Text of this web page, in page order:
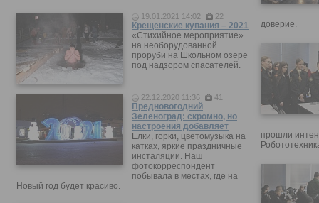
19.01.2021 14:02 22
Крещенские купания – 2021
«Стихийное мероприятие»
на необорудованной
проруби на Школьном озере
под надзором спасателей.
22.12.2020 11:36 41
Предновогодний
Зеленоград: скромно, но
настроения добавляет
Елки, горки, цветомузыка на
катках, яркие праздничные
инсталяции. Наш
фотокорреспондент
побывала в местах, где на
Новый год будет красиво.
доверие.
прошли